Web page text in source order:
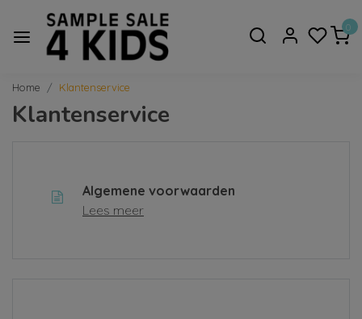
0
Home Klantenservice
Klantenservice
Algemene voorwaarden
Lees meer